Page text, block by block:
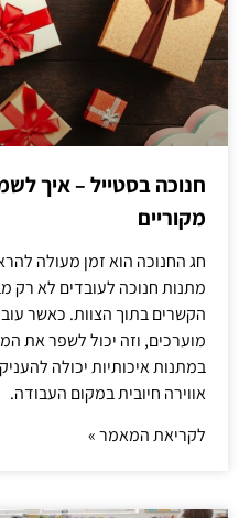
חנוכה בסטייל – איך
מקוריים
חג החנוכה הוא זמן מעולה
מתנות חנוכה לעובדים לא
הקשרים בתוך הצוות. כאשר
מוערכים, וזה יכול לשפר את
במתנות איכותיות יכולה
אווירה חיובית במקום העבודה.
לקריאת המאמר »